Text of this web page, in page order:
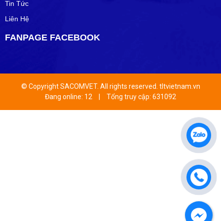
Tin Tức
Liên Hệ
FANPAGE FACEBOOK
© Copyright SACOMVET. All rights reserved. tltvietnam.vn
Đang online: 12
Tổng truy cập: 631092